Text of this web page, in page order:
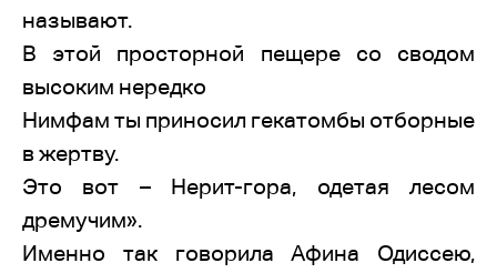
называют.
В этой просторной пещере со сводом
высоким нередко
Нимфам ты приносил гекатомбы отборные
в жертву.
Это вот – Нерит-гора, одетая лесом
дремучим».
Именно так говорила Афина Одиссею,